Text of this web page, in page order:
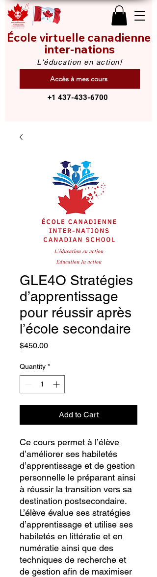
École virtuelle canadienne
inter-nations
L'éducation en action!
+1 437-433-6700
Accès à mes cours
GLE4O Stratégies
d’apprentissage
pour réussir après
l’école secondaire
$450.00Price
Quantity *
Add to Cart
Ce cours permet à l’élève
d’améliorer ses habiletés
d’apprentissage et de gestion
personnelle le préparant ainsi
à réussir la transition vers sa
destination post­secondaire.
L’élève évalue ses stratégies
d’apprentissage et utilise ses
habiletés en littératie et en
numératie ainsi que des
techniques de recherche et
de gestion afin de maximiser